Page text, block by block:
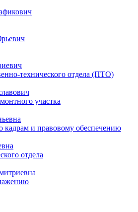
технического отдела (ПТО)
участка
кадрам и правовому обеспечению
отдела